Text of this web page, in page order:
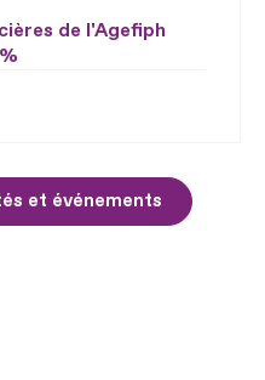
de l'Agefiph
et événements